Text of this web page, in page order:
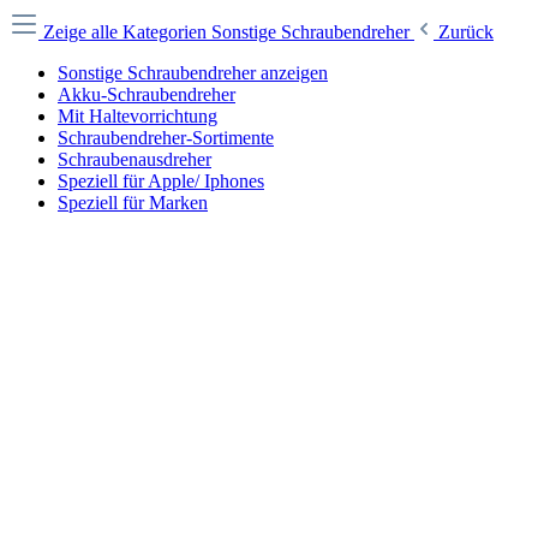
Zeige alle Kategorien Sonstige Schraubendreher
Zurück
Sonstige Schraubendreher anzeigen
Akku-Schraubendreher
Mit Haltevorrichtung
Schraubendreher-Sortimente
Schraubenausdreher
Speziell für Apple/ Iphones
Speziell für Marken